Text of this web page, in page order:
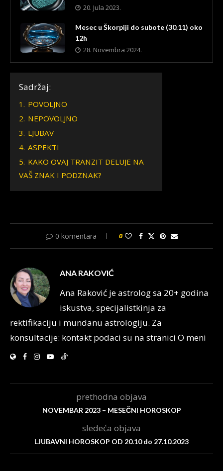
20. Jula 2023.
Mesec u Škorpiji do subote (30.11) oko
12h
28. Novembra 2024.
Sadržaj:
1. POVOLJNO
2. NEPOVOLJNO
3. LJUBAV
4. ASPEKTI
5. KAKO OVAJ TRANZIT DELUJE NA
VAŠ ZNAK I PODZNAK?
0 komentara 0
ANA RAKOVIĆ
Ana Raković je astrolog sa 20+ godina
iskustva, specijalistkinja za
rektifikaciju i mundanu astrologiju. Za
konsultacije: kontakt podaci su na stranici O meni
prethodna objava
NOVEMBAR 2023 – MESEČNI HOROSKOP
sledeća objava
LJUBAVNI HOROSKOP OD 20.10 do 27.10.2023